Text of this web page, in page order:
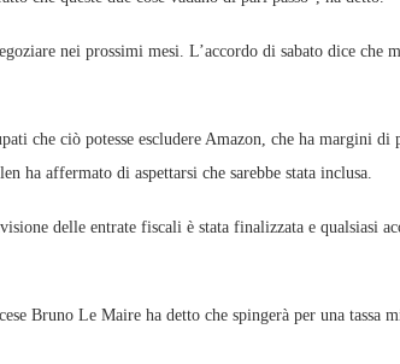
nei prossimi mesi. L’accordo di sabato dice
che ciò potesse escludere Amazon, che ha margini
ha affermato di aspettarsi che sarebbe stata inclusa.
delle entrate fiscali è stata finalizzata e qualsiasi
Bruno Le Maire ha detto che spingerà per una tassa